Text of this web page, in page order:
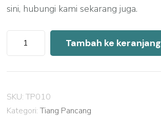
sini, hubungi kami sekarang juga.
Kuantitas
Harga
Mini
Pile
Tambah ke keranjang
SKU:TP010
Kategori:Tiang Pancang